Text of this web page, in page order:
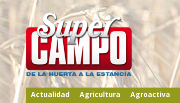
Actualidad Agricultura Agroactiva